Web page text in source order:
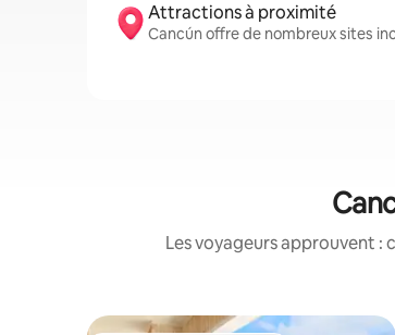
Attractions à proximité
Cancún offre de nombreux sites
Les voyageurs approuvent